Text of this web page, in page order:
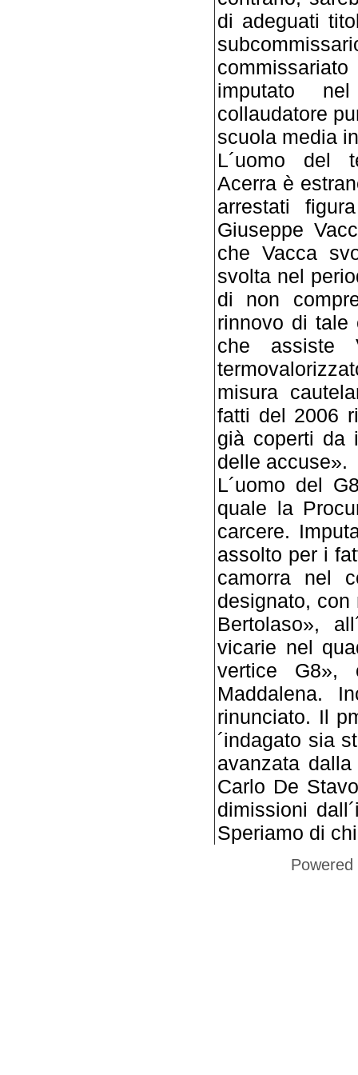
di adeguati
imputato
collaudatore
scuola media
L´uomo del
Acerra è
arrestati
Giuseppe
che Vacca
svolta nel
di non
rinnovo di tale
che assiste
misura
fatti del 2006
già coperti da
delle accuse».
L´uomo del
quale la
carcere.
assolto per i
camorra nel
designato,
Bertolaso»,
vicarie nel
vertice G8»,
Maddalena.
rinunciato. Il
´indagato sia
avanzata
Carlo De
dimissioni
Speriamo di